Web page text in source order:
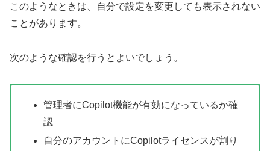
このようなときは、自分で設定を変更しても表示されない
ことがあります。
次のような確認を行うとよいでしょう。
管理者にCopilot機能が有効になっているか確
認
自分のアカウントにCopilotライセンスが割り